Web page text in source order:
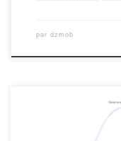
par dzmob